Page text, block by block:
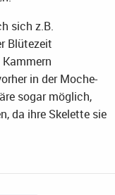
sich z.B.
Blütezeit
in der Moche-
sogar möglich,
da ihre Skelette sie